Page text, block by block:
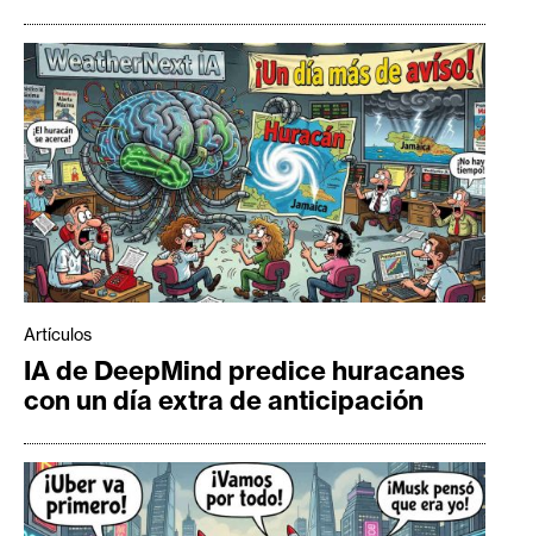
Artículos
IA de DeepMind predice huracanes
con un día extra de anticipación